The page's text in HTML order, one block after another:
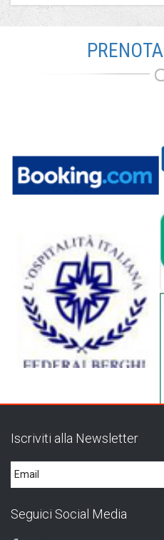
PRENOTA
Iscriviti alla Newsletter
Seguici Social Media